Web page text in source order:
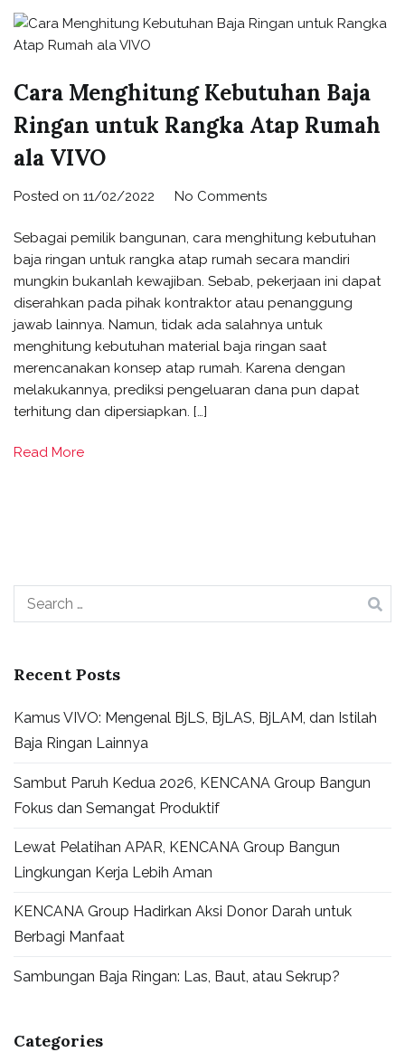
Cara Menghitung Kebutuhan Baja
Ringan untuk Rangka Atap Rumah
ala VIVO
Posted on 11/02/2022 No Comments
Sebagai pemilik bangunan, cara menghitung kebutuhan
baja ringan untuk rangka atap rumah secara mandiri
mungkin bukanlah kewajiban. Sebab, pekerjaan ini dapat
diserahkan pada pihak kontraktor atau penanggung
jawab lainnya. Namun, tidak ada salahnya untuk
menghitung kebutuhan material baja ringan saat
merencanakan konsep atap rumah. Karena dengan
melakukannya, prediksi pengeluaran dana pun dapat
terhitung dan dipersiapkan. […]
Read More
Recent Posts
Kamus VIVO: Mengenal BjLS, BjLAS, BjLAM, dan Istilah
Baja Ringan Lainnya
Sambut Paruh Kedua 2026, KENCANA Group Bangun
Fokus dan Semangat Produktif
Lewat Pelatihan APAR, KENCANA Group Bangun
Lingkungan Kerja Lebih Aman
KENCANA Group Hadirkan Aksi Donor Darah untuk
Berbagi Manfaat
Sambungan Baja Ringan: Las, Baut, atau Sekrup?
Categories